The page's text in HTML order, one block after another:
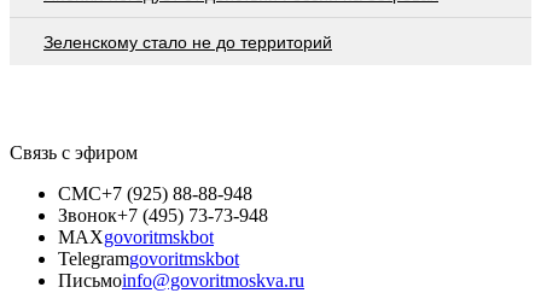
Зеленскому стало не до территорий
Связь с эфиром
СМС+7 (925) 88-88-948
Звонок+7 (495) 73-73-948
MAXgovoritmskbot
Telegramgovoritmskbot
Письмоinfo@govoritmoskva.ru